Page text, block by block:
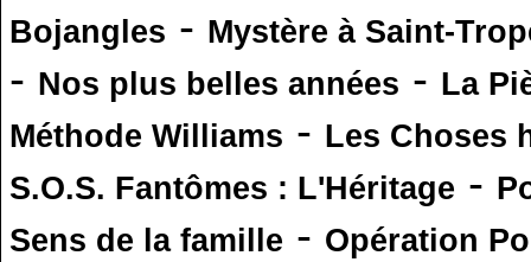
Bojangles - Mystère à Saint-
- Nos plus belles années - La
Méthode Williams - Les Choses
S.O.S. Fantômes : L'Héritage -
Sens de la famille - Opération